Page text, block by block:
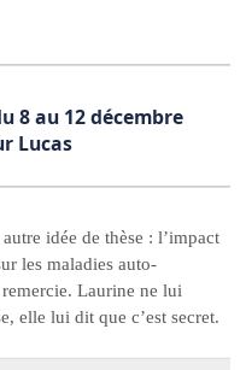
8 au 12 décembre
Lucas
idée de thèse : l’impact
les maladies auto-
Laurine ne lui
elle lui dit que c’est secret.